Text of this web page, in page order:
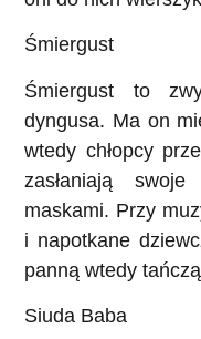
Śmiergust
Śmiergust to
dyngusa. Ma on
wtedy chłopcy
zasłaniają
maskami. Przy
i napotkane
panną wtedy
Siuda Baba